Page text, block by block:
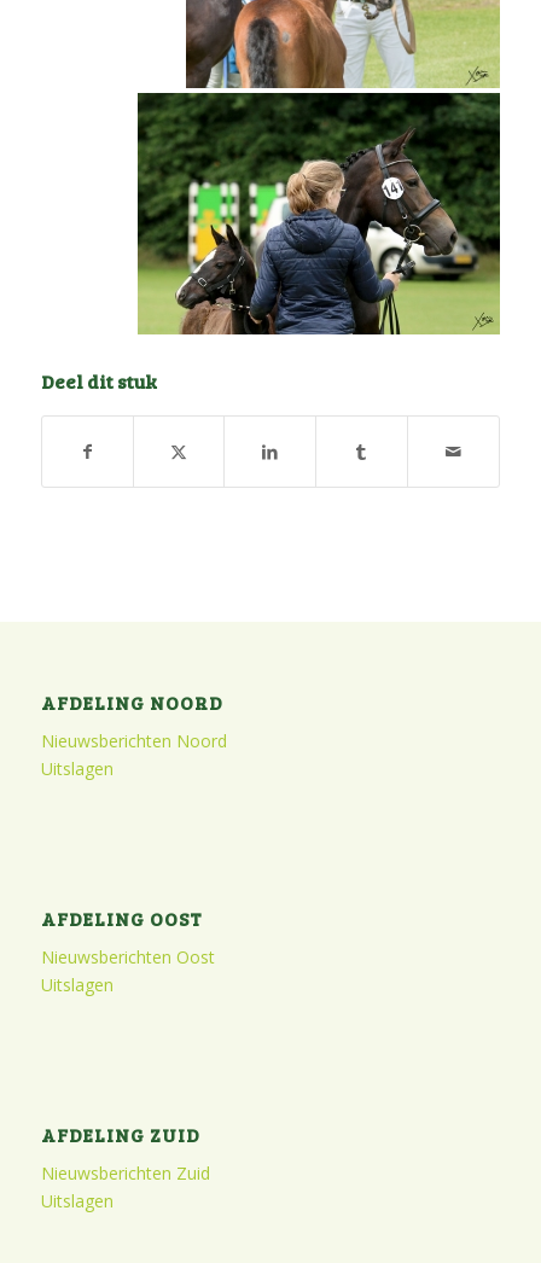
Deel dit stuk
AFDELING NOORD
Nieuwsberichten Noord
Uitslagen
AFDELING OOST
Nieuwsberichten Oost
Uitslagen
AFDELING ZUID
Nieuwsberichten Zuid
Uitslagen